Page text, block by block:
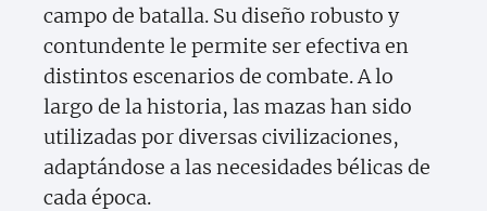
campo de batalla. Su diseño robusto y
contundente le permite ser efectiva en
distintos escenarios de combate. A lo
largo de la historia, las mazas han sido
utilizadas por diversas civilizaciones,
adaptándose a las necesidades bélicas de
cada época.